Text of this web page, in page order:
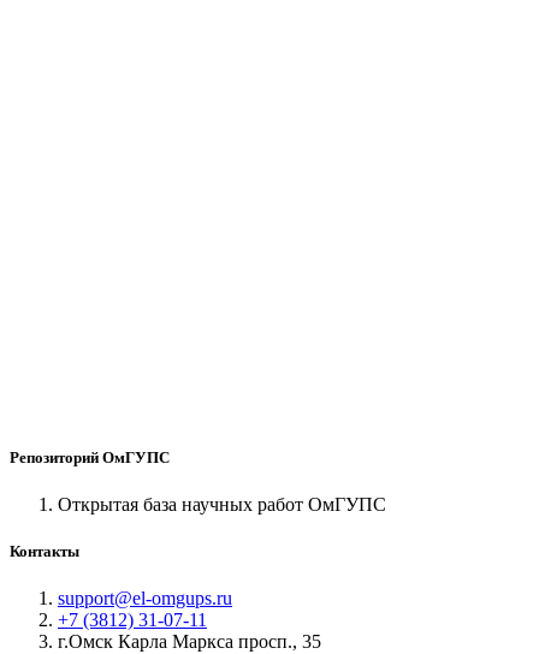
Репозиторий ОмГУПС
Открытая база научных работ ОмГУПС
Контакты
support@el-omgups.ru
+7 (3812) 31-07-11
г.Омск Карла Маркса просп., 35